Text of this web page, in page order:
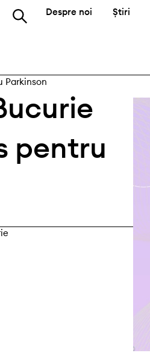
Despre noi Știri
Parkinson
pentru